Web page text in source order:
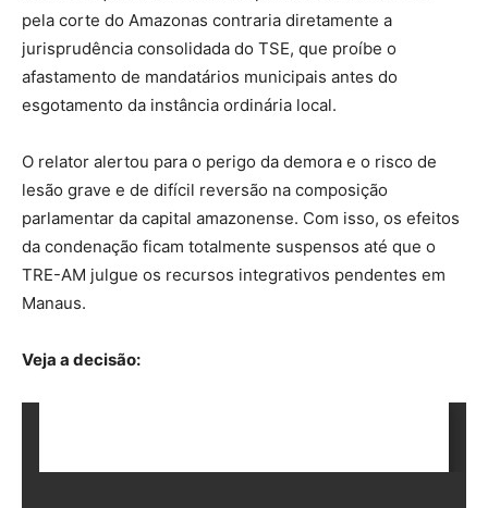
pela corte do Amazonas contraria diretamente a
jurisprudência consolidada do TSE, que proíbe o
afastamento de mandatários municipais antes do
esgotamento da instância ordinária local.
O relator alertou para o perigo da demora e o risco de
lesão grave e de difícil reversão na composição
parlamentar da capital amazonense. Com isso, os efeitos
da condenação ficam totalmente suspensos até que o
TRE-AM julgue os recursos integrativos pendentes em
Manaus.
Veja a decisão: